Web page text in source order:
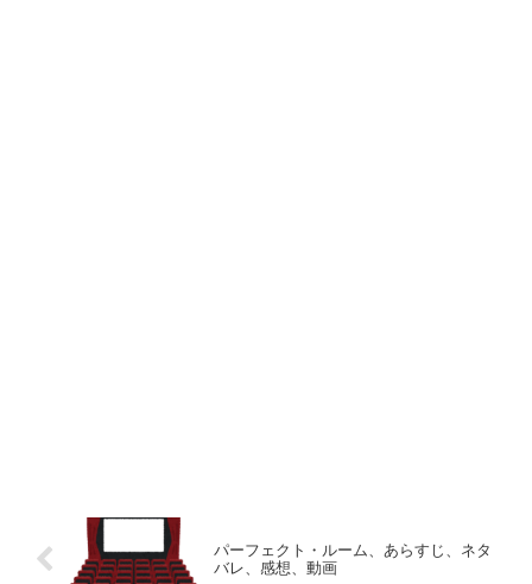
パーフェクト・ルーム、あらすじ、ネタ
バレ、感想、動画